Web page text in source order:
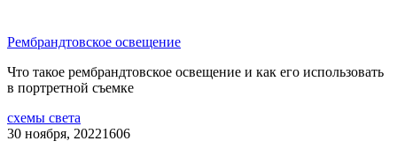
Рембрандтовское освещение
Что такое рембрандтовское освещение и как его использовать
в портретной съемке
схемы света
30 ноября, 20221606